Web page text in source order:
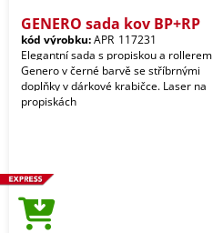
GENERO sada kov BP+RP
kód výrobku:APR_117231
Elegantní sada s propiskou a rollerem
Genero v černé barvě se stříbrnými
doplňky v dárkové krabičce. Laser na
propiskách